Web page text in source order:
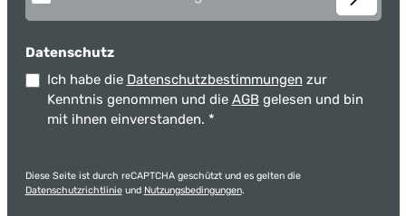
Datenschutz
Ich habe die Datenschutzbestimmungen zur
Kenntnis genommen und die AGB gelesen und bin
mit ihnen einverstanden. *
Diese Seite ist durch reCAPTCHA geschützt und es gelten die
Datenschutzrichtlinieund Nutzungsbedingungen.